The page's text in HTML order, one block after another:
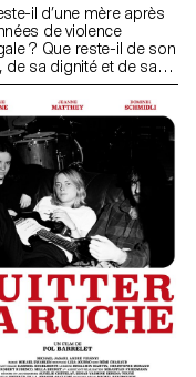
il d’une mère après
de violence
? Que reste-il de son
de sa dignité et de sa
Sûrement des mots, de
et quelques pas de
qui se transmettent